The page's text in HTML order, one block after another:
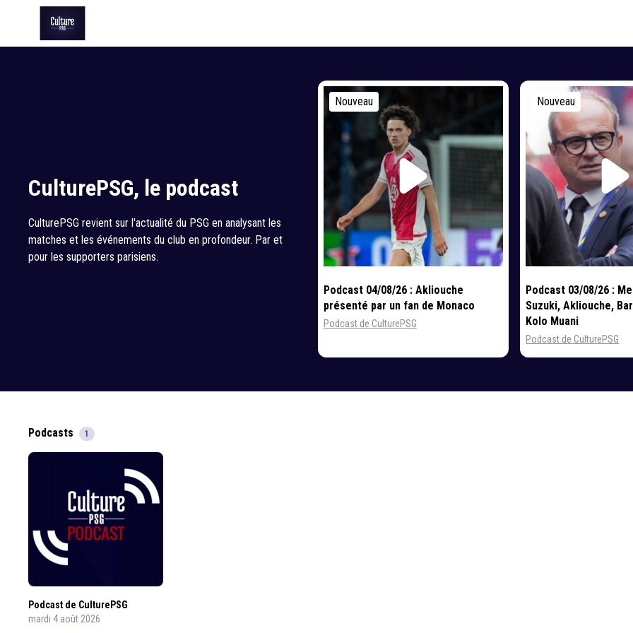
CulturePSG, le podcast
CulturePSG revient sur l'actualité du PSG en analysant les
matches et les événements du club en profondeur. Par et
pour les supporters parisiens.
Nouveau
Podcast 04/08/26 : Akliouche
présenté par un fan de Monaco
Podcast de CulturePSG
Nouveau
Podcast 03/08/26 :
Suzuki, Akliouche,
Kolo Muani
Podcast de CulturePSG
Podcasts 1
Podcast de CulturePSG
mardi 4 août 2026